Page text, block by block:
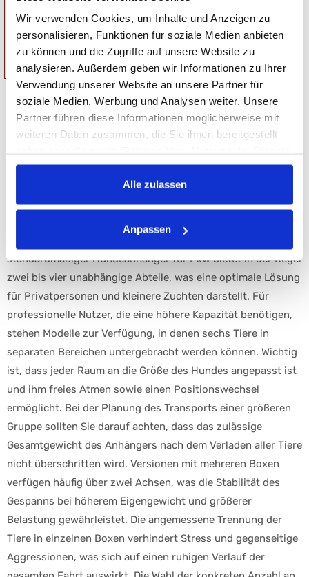
Wir verwenden Cookies, um Inhalte und Anzeigen zu
personalisieren, Funktionen für soziale Medien anbieten
zu können und die Zugriffe auf unsere Website zu
analysieren. Außerdem geben wir Informationen zu Ihrer
Verwendung unserer Website an unsere Partner für
soziale Medien, Werbung und Analysen weiter. Unsere
Partner führen diese Informationen möglicherweise mit
weiteren Daten zusammen, die Sie ihnen bereitgestellt
gesammelt haben.
Alle zulassen
Anpassen
13.444,54 €
FAQ
−
Die Anzahl der Tiere, die sicher transportiert werden können,
standardmäßiger Hundeanhänger für Pkw bietet in der Regel
zwei bis vier unabhängige Abteile, was eine optimale Lösung
für Privatpersonen und kleinere Zuchten darstellt. Für
professionelle Nutzer, die eine höhere Kapazität benötigen,
stehen Modelle zur Verfügung, in denen sechs Tiere in
separaten Bereichen untergebracht werden können. Wichtig
ist, dass jeder Raum an die Größe des Hundes angepasst ist
und ihm freies Atmen sowie einen Positionswechsel
ermöglicht. Bei der Planung des Transports einer größeren
Gruppe sollten Sie darauf achten, dass das zulässige
Gesamtgewicht des Anhängers nach dem Verladen aller Tiere
nicht überschritten wird. Versionen mit mehreren Boxen
verfügen häufig über zwei Achsen, was die Stabilität des
Gespanns bei höherem Eigengewicht und größerer
Belastung gewährleistet. Die angemessene Trennung der
Tiere in einzelnen Boxen verhindert Stress und gegenseitige
Aggressionen, was sich auf einen ruhigen Verlauf der